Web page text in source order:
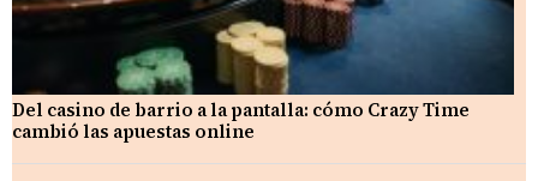
Del casino de barrio a la pantalla: cómo Crazy Time
cambió las apuestas online